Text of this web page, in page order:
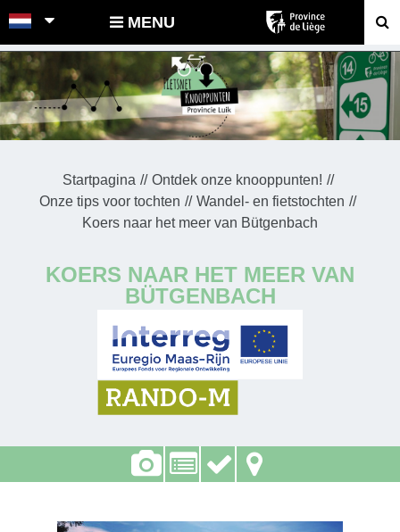
POINTS-NOEUDS MENU
Startpagina
Ontdek onze knooppunten!
Onze tips voor tochten
Wandel- en fietstochten
Koers naar het meer van Bütgenbach
KOERS NAAR HET MEER VAN
BÜTGENBACH